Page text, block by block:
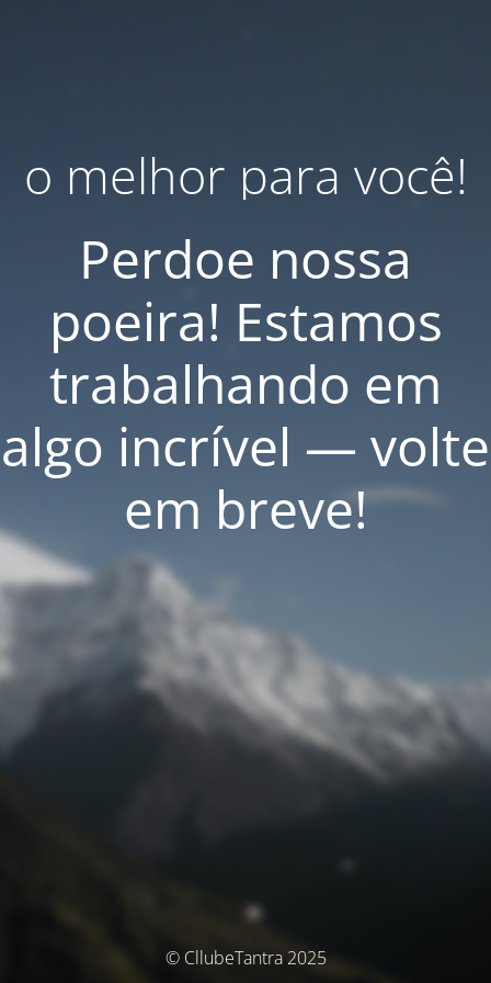
o melhor para você!
Perdoe nossa
poeira! Estamos
trabalhando em
algo incrível — volte
em breve!
© CllubeTantra 2025